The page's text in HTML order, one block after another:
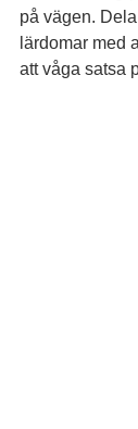
på vägen.
lärdomar med
att våga satsa